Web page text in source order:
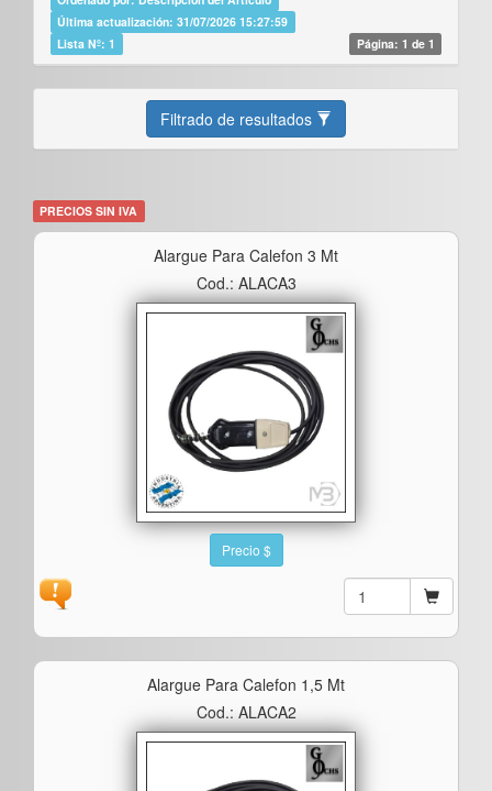
Última actualización: 31/07/2026 15:27:59
Lista Nº: 1
Página: 1 de 1
Filtrado de resultados
PRECIOS SIN IVA
Alargue Para Calefon 3 Mt
Cod.: ALACA3
Precio $
Alargue Para Calefon 1,5 Mt
Cod.: ALACA2